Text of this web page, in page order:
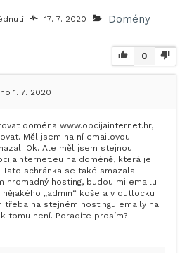
17. 7. 2020 Domény
0
1. 7. 2020
doména www.opcijainternet.hr,
Měl jsem na ní emailovou
Ok. Ale měl jsem stejnou
na doméně, která je
schránka se také smazala.
hromadný hosting, budou mi emailu
„admin“ koše a v outlocku
třeba na stejném hostingu emaily na
tomu není. Poradíte prosím?